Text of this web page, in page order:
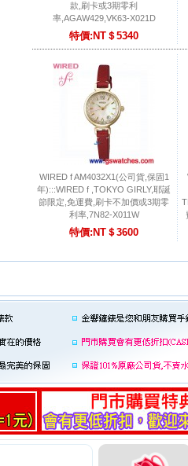
款,刷卡或3期零利
率,AGAW429,VK63-X021D
特價:NT＄5340
WIRED f AM4032X1(公司貨,保固1
年):::WIRED f ,TOKYO GIRLY,耶誕
節限定,免運費,刷卡不加價或3期零
利率,7N82-X011W
特價:NT＄3600